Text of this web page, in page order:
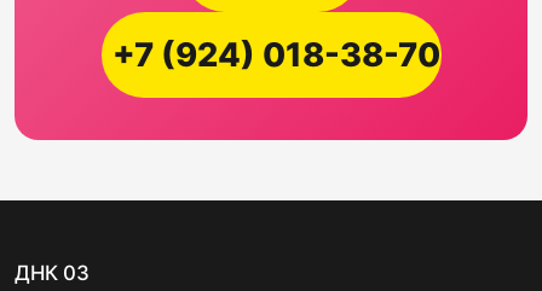
+7 (924) 018-38-70
ДНК 03